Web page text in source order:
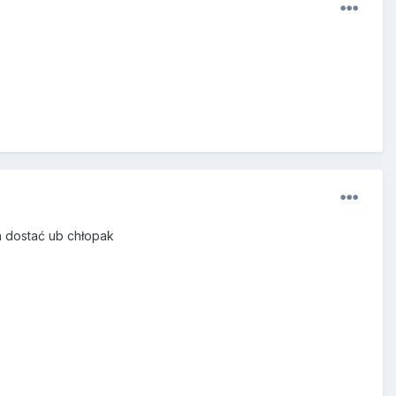
ub chłopak